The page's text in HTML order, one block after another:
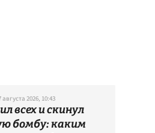
августа 2026, 10:43
всех и скинул
бомбу: каким